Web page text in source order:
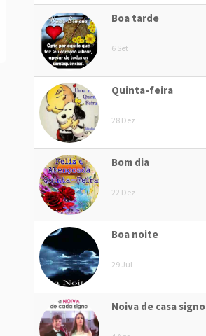
Boa tarde
6 Set
Quinta-feira
28 Dez
Bom dia
22 Dez
Boa noite
29 Jul
Noiva de casa signo